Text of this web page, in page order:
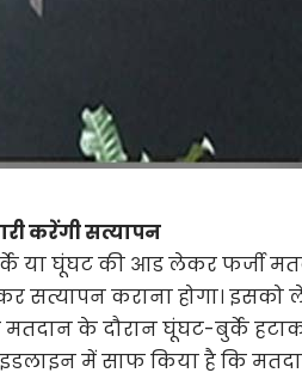
करेंगी सत्यापन
या घूंघट की आड लेकर फर्जी
सत्यापन कराना होगा। इसको
मतदान के दौरान घूंघट-बुर्के
में साफ किया है कि